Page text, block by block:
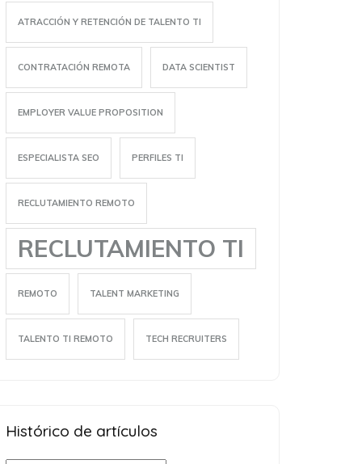
ATRACCIÓN Y RETENCIÓN DE TALENTO TI
CONTRATACIÓN REMOTA DATA SCIENTIST
EMPLOYER VALUE PROPOSITION
ESPECIALISTA SEO PERFILES TI
RECLUTAMIENTO REMOTO
RECLUTAMIENTO TI
REMOTO TALENT MARKETING
TALENTO TI REMOTO TECH RECRUITERS
Histórico de artículos